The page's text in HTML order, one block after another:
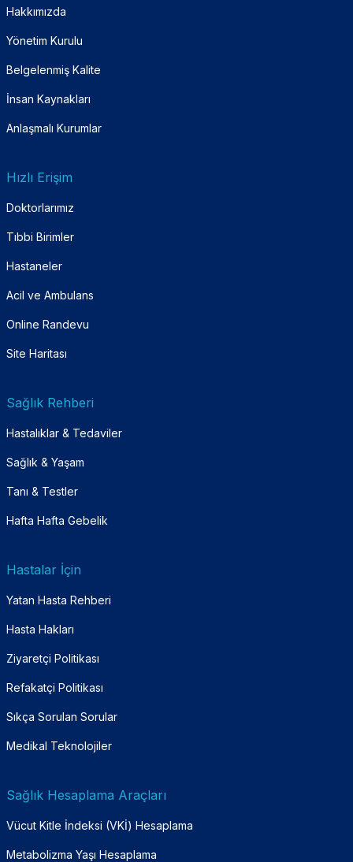
Hakkımızda
Yönetim Kurulu
Belgelenmiş Kalite
İnsan Kaynakları
Anlaşmalı Kurumlar
Hızlı Erişim
Doktorlarımız
Tıbbi Birimler
Hastaneler
Acil ve Ambulans
Online Randevu
Site Haritası
Sağlık Rehberi
Hastalıklar & Tedaviler
Sağlık & Yaşam
Tanı & Testler
Hafta Hafta Gebelik
Hastalar İçin
Yatan Hasta Rehberi
Hasta Hakları
Ziyaretçi Politikası
Refakatçi Politikası
Sıkça Sorulan Sorular
Medikal Teknolojiler
Sağlık Hesaplama Araçları
Vücut Kitle İndeksi (VKİ) Hesaplama
Metabolizma Yaşı Hesaplama